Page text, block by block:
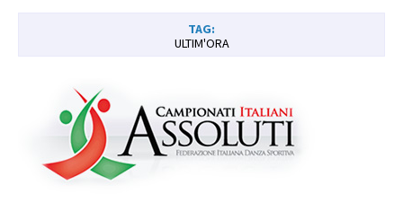
Tesseramento Territorio
ULTIM'ORA